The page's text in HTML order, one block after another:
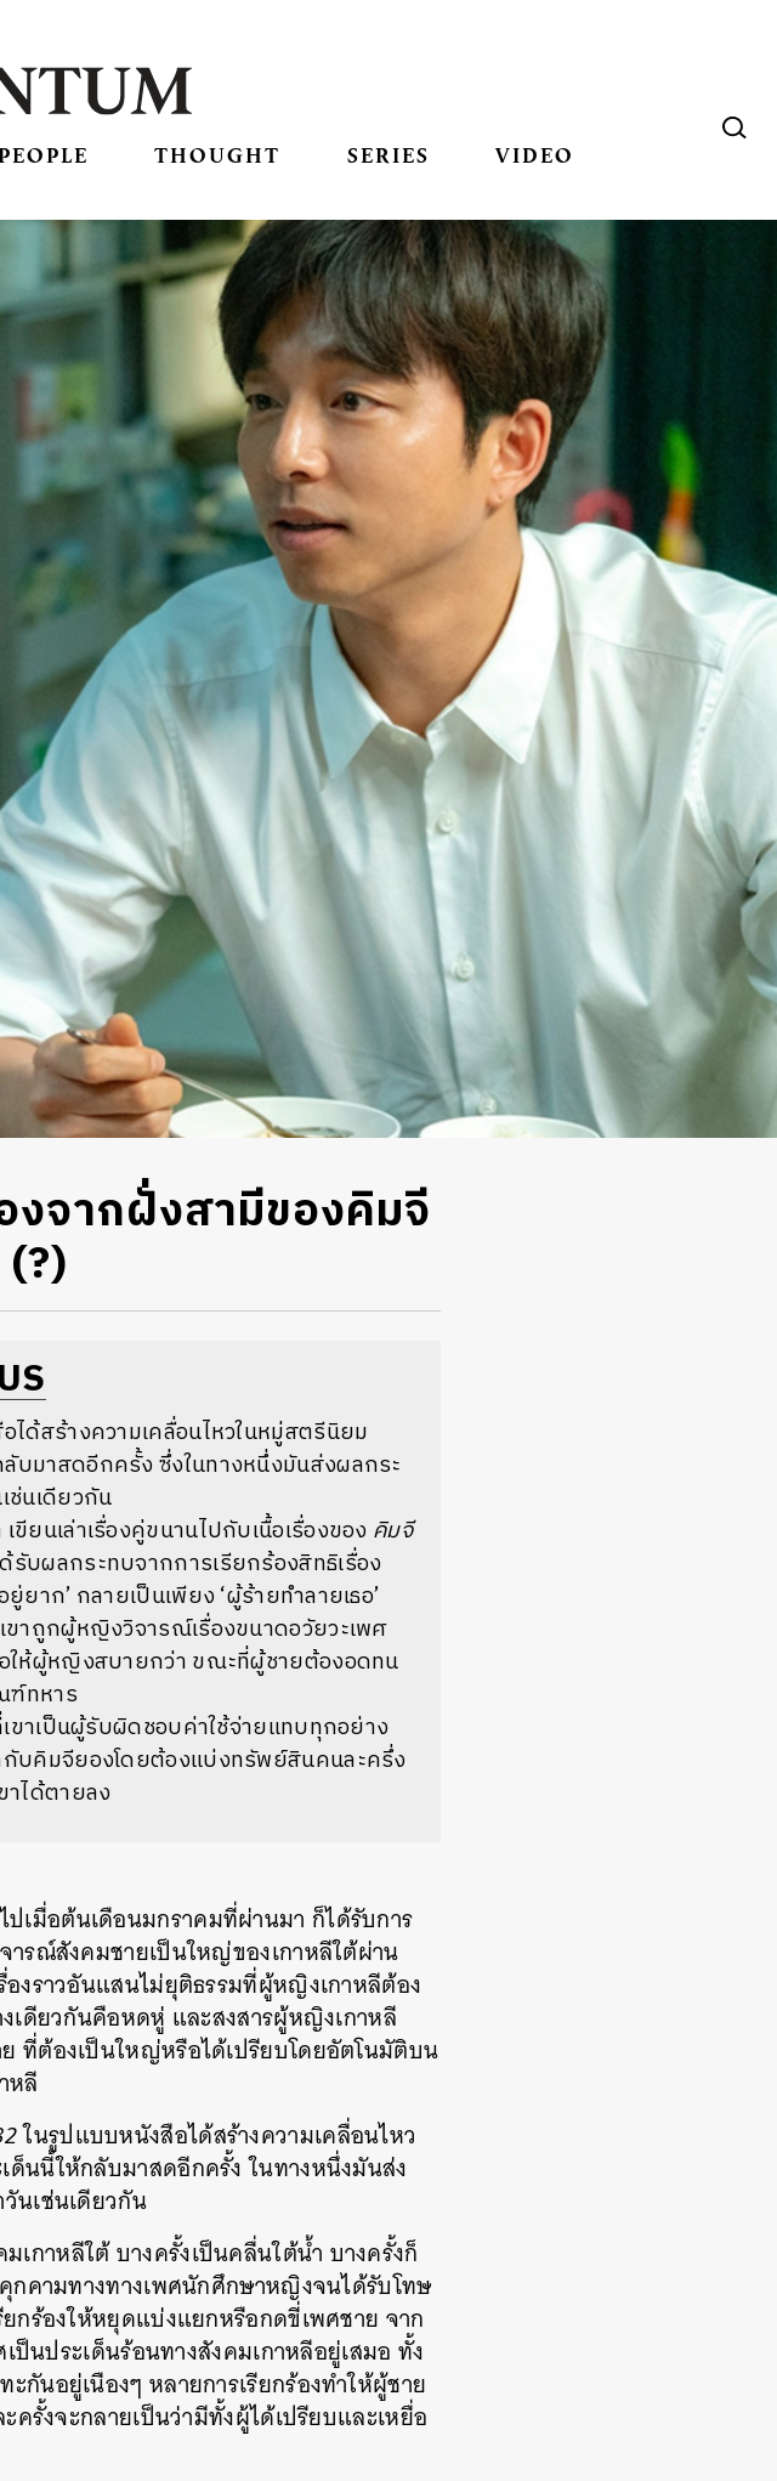
THOUGHT SERIES VIDEO
งจากฝั่งสามีของคิมจี
ด้สร้างความเคลื่อนไหวในหมู่สตรีนิยม
มาสดอีกครั้ง ซึ่งในทางหนึ่งมันส่งผลกระ
ช่นเดียวกัน
ยนเล่าเรื่องคู่ขนานไปกับเนื้อเรื่องของ คิมจี
บผลกระทบจากการเรียกร้องสิทธิเรื่อง
าก’ กลายเป็นเพียง ‘ผู้ร้ายทำลายเธอ’
ขาถูกผู้หญิงวิจารณ์เรื่องขนาดอวัยวะเพศ
ให้ผู้หญิงสบายกว่า ขณะที่ผู้ชายต้องอดทน
ฑ์ทหาร
ขาเป็นผู้รับผิดชอบค่าใช้จ่ายแทบทุกอย่าง
กับคิมจียองโดยต้องแบ่งทรัพย์สินคนละครึ่ง
ได้ตายลง
ปเมื่อต้นเดือนมกราคมที่ผ่านมา ก็ได้รับการ
รณ์สังคมชายเป็นใหญ่ของเกาหลีใต้ผ่าน
งราวอันแสนไม่ยุติธรรมที่ผู้หญิงเกาหลีต้อง
เดียวกันคือหดหู่ และสงสารผู้หญิงเกาหลี
ที่ต้องเป็นใหญ่หรือได้เปรียบโดยอัตโนมัติบน
หลี
ในรูปแบบหนังสือได้สร้างความเคลื่อนไหว
นนี้ให้กลับมาสดอีกครั้ง ในทางหนึ่งมันส่ง
นเช่นเดียวกัน
กาหลีใต้ บางครั้งเป็นคลื่นใต้น้ำ บางครั้งก็
กคามทางทางเพศนักศึกษาหญิงจนได้รับโทษ
กร้องให้หยุดแบ่งแยกหรือกดขี่เพศชาย จาก
ป็นประเด็นร้อนทางสังคมเกาหลีอยู่เสมอ ทั้ง
นอยู่เนืองๆ หลายการเรียกร้องทำให้ผู้ชาย
ครั้งจะกลายเป็นว่ามีทั้งผู้ได้เปรียบและเหยื่อ